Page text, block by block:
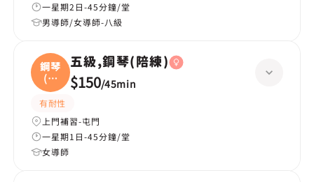
一星期2日-45分鐘/堂
男導師/女導師-八級
鋼琴
(陪
練
五級,鋼琴(陪練)
$150/45min
有耐性
上門補習-屯門
一星期1日-45分鐘/堂
女導師